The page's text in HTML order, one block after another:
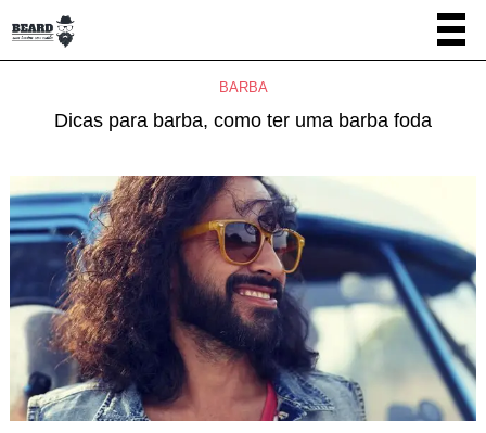
BARBA
Dicas para barba, como ter uma barba foda